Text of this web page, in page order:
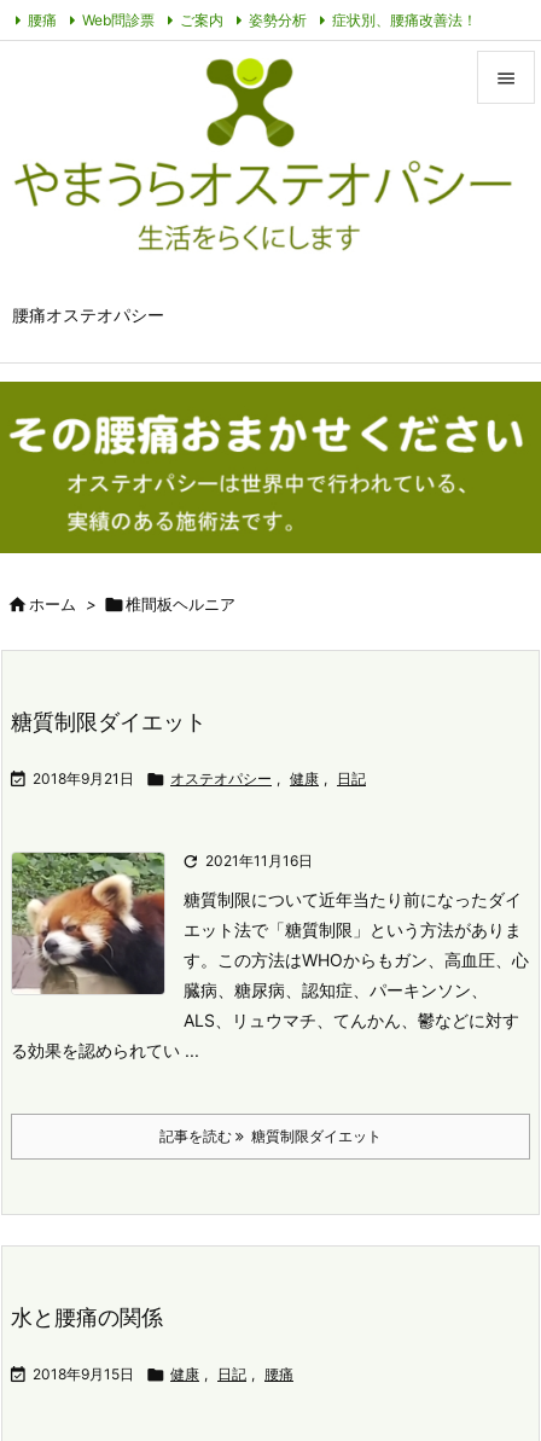
腰痛オステオパシー



腰痛 Web問診票 ご案内 姿勢分析 症状別、腰痛改善法！
その他動画
ホーム > 椎間板ヘルニア
糖質制限ダイエット
 2018年9月21日  オステオパシー , 健康 , 日記
 2021年11月16日
糖質制限について近年当たり前になったダイ
エット法で「糖質制限」という方法がありま
す。 この方法はWHOからもガン、高血圧、心
臓病、糖尿病、認知症、パーキンソン、
ALS、リュウマチ、てんかん、鬱などに対す
る効果を認められてい ...
記事を読む 糖質制限ダイエット
水と腰痛の関係
 2018年9月15日  健康 , 日記 , 腰痛